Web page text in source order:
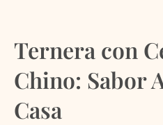
Ternera con
Chino: Sabor
Casa